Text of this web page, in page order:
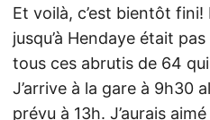
Et voilà, c’est bientôt
jusqu’à Hendaye était
tous ces abrutis de 64
J’arrive à la gare à 9h30
prévu à 13h. J’aurais